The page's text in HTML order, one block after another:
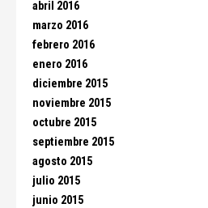
abril 2016
marzo 2016
febrero 2016
enero 2016
diciembre 2015
noviembre 2015
octubre 2015
septiembre 2015
agosto 2015
julio 2015
junio 2015